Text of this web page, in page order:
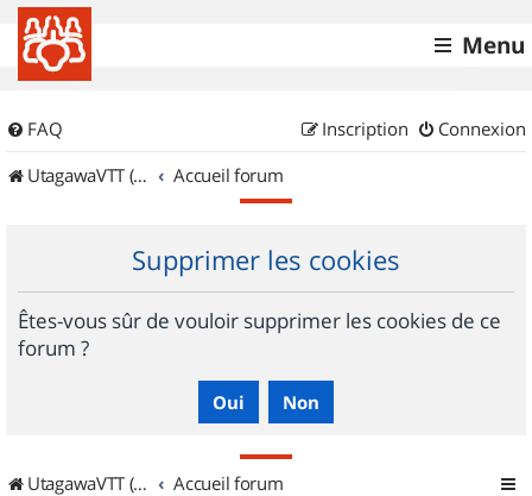
Menu
FAQ Connexion
Inscription
UtagawaVTT (Randos VTT et VTTAE avec traces GPS)
Accueil forum
Supprimer les cookies
Êtes-vous sûr de vouloir supprimer les cookies de ce
forum ?
UtagawaVTT (Randos VTT et VTTAE avec traces GPS) Accueil forum